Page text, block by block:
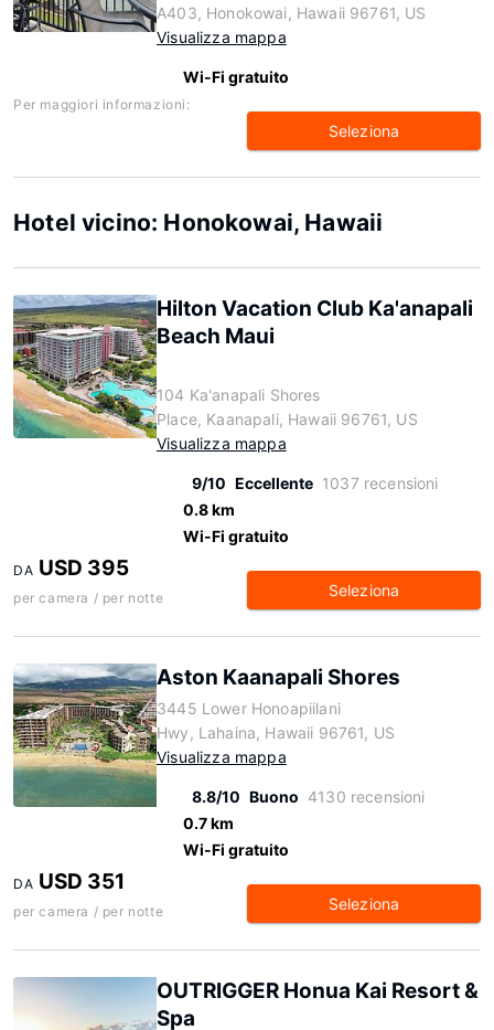
A403, Honokowai, Hawaii 96761, US
Visualizza mappa
Wi-Fi gratuito
Per maggiori informazioni:
Seleziona
Hotel vicino: Honokowai, Hawaii
Hilton Vacation Club Ka'anapali
Beach Maui
104 Ka'anapali Shores
Place, Kaanapali, Hawaii 96761, US
Visualizza mappa
9/10 Eccellente 1037 recensioni
0.8 km
Wi-Fi gratuito
DA USD 395
per camera / per notte Seleziona
Aston Kaanapali Shores
3445 Lower Honoapiilani
Hwy, Lahaina, Hawaii 96761, US
Visualizza mappa
8.8/10 Buono 4130 recensioni
0.7 km
Wi-Fi gratuito
DA USD 351
per camera / per notte Seleziona
OUTRIGGER Honua Kai Resort &
Spa